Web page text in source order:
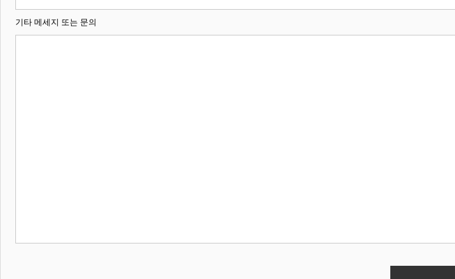
기타 메세지 또는 문의